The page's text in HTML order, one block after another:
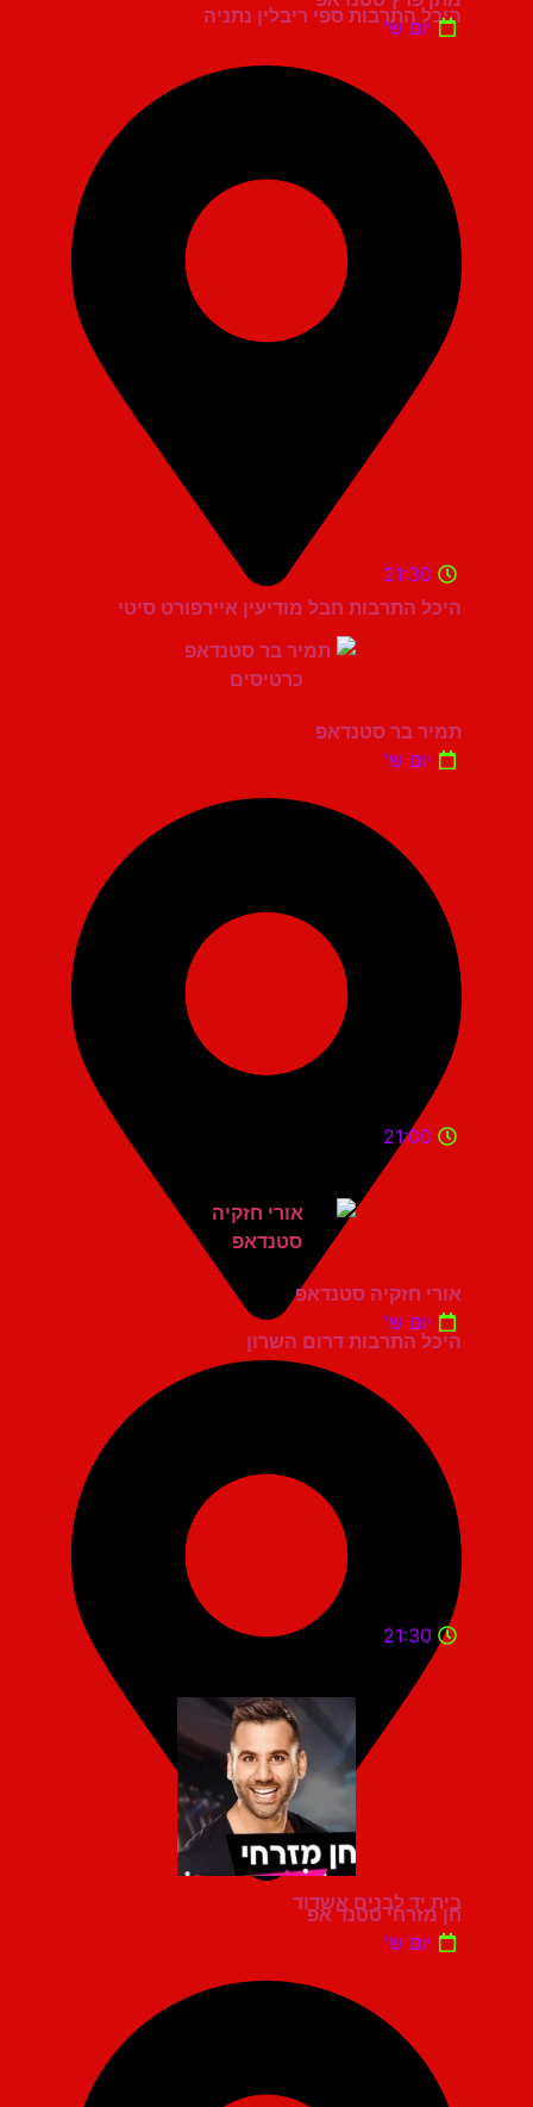
היכל התרבות ספי ריבלין נתניה
יום ש'
היכל התרבות חבל מודיעין איירפורט סיטי
21:30
תמיר בר סטנדאפ
יום ש'
היכל התרבות דרום השרון
21:00
אורי חזקיה סטנדאפ
יום ש'
בית יד לבנים אשדוד
21:30
חן מזרחי סטנד אפ
יום ש'